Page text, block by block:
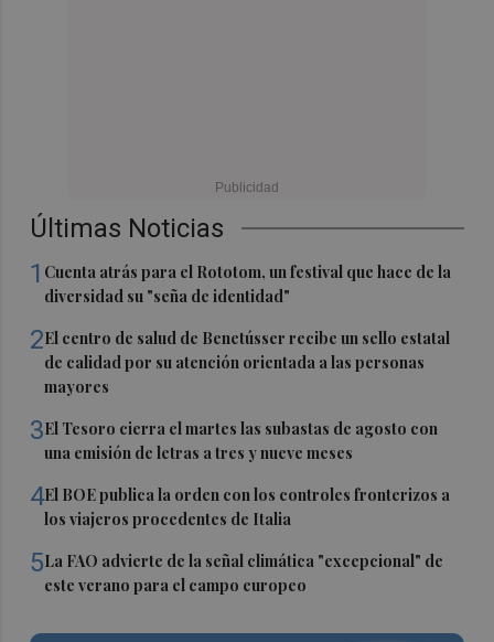
Últimas Noticias
1 Cuenta atrás para el Rototom, un festival que hace de la
diversidad su "seña de identidad"
2El centro de salud de Benetússer recibe un sello estatal
de calidad por su atención orientada a las personas
mayores
3El Tesoro cierra el martes las subastas de agosto con
una emisión de letras a tres y nueve meses
4El BOE publica la orden con los controles fronterizos a
los viajeros procedentes de Italia
5La FAO advierte de la señal climática "excepcional" de
este verano para el campo europeo